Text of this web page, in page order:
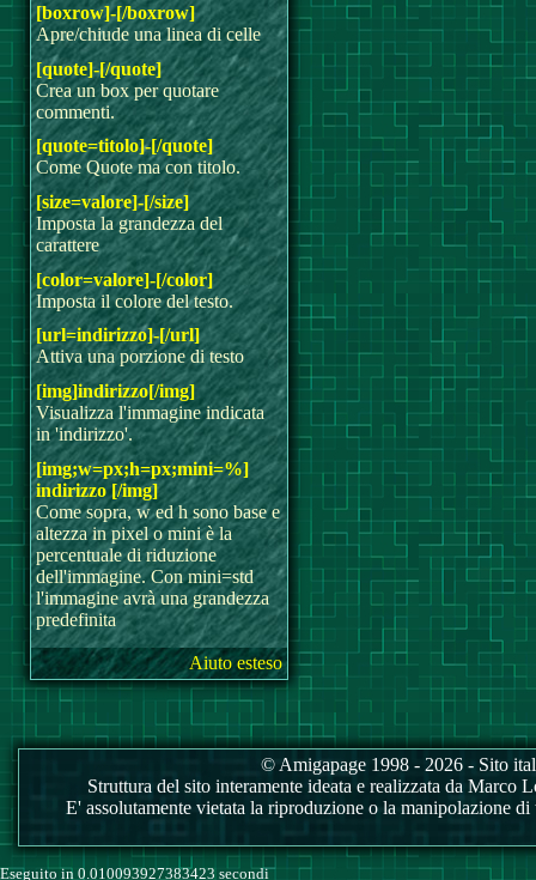
[boxrow]-[/boxrow]
Apre/chiude una linea di celle
[quote]-[/quote]
Crea un box per quotare
commenti.
[quote=titolo]-[/quote]
Come Quote ma con titolo.
[size=valore]-[/size]
Imposta la grandezza del
carattere
[color=valore]-[/color]
Imposta il colore del testo.
[url=indirizzo]-[/url]
Attiva una porzione di testo
[img]indirizzo[/img]
Visualizza l'immagine indicata
in 'indirizzo'.
[img;w=px;h=px;mini=%]
indirizzo [/img]
Come sopra, w ed h sono base e
altezza in pixel o mini è la
percentuale di riduzione
dell'immagine. Con mini=std
l'immagine avrà una grandezza
predefinita
Aiuto esteso
© Amigapage 1998 - 2026 - Sito
Struttura del sito interamente ideata e realizzata da
E' assolutamente vietata la riproduzione o la manipolazione
Eseguito in 0.010093927383423 secondi